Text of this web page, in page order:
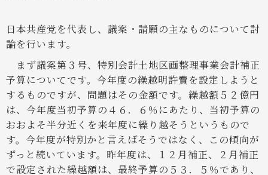
日本共産党を代表し、議案・請願の主なものについて討
論を行います。
まず議案第３号、特別会計土地区画整理事業会計補正
予算についてです。今年度の繰越明許費を設定しようと
するものですが、問題はその金額です。繰越額５２億円
は、今年度当初予算の４６．６％にあたり、当初予算の
おおよそ半分近くを来年度に繰り越そうというもので
す。今年度が特別かと言えばそうではなく、この傾向が
ずっと続いています。昨年度は、１２月補正、２月補正
で設定された繰越額は、最終予算の５３．５％であり、